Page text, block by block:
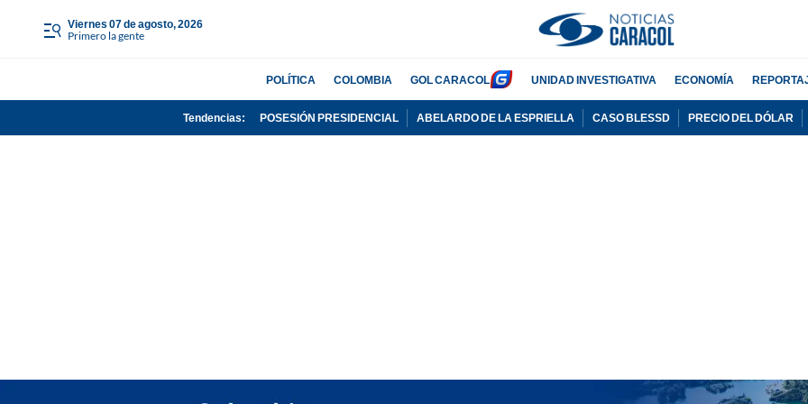
viernes 07 de agosto, 2026
Primero la gente
POLÍTICA COLOMBIA GOL CARACOL UNIDAD INVESTIGATIVA ECONOMÍA
Tendencias: POSESIÓN PRESIDENCIAL ABELARDO DE LA ESPRIELLA CASO BLESSD PRECIO DEL DÓLAR